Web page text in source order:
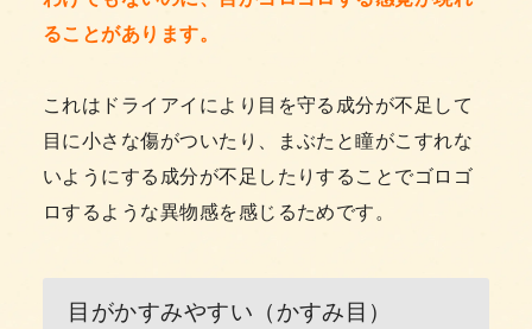
ることがあります。
これはドライアイにより目を守る成分が不足して
目に小さな傷がついたり、まぶたと瞳がこすれな
いようにする成分が不足したりすることでゴロゴ
ロするような異物感を感じるためです。
目がかすみやすい（かすみ目）